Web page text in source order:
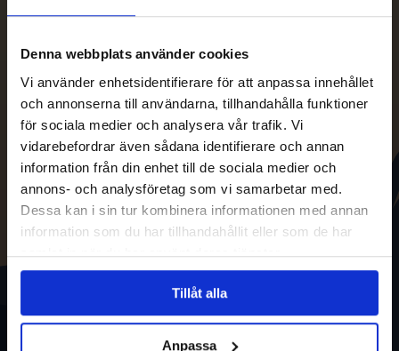
Denna webbplats använder cookies
Vi använder enhetsidentifierare för att anpassa innehållet
och annonserna till användarna, tillhandahålla funktioner
för sociala medier och analysera vår trafik. Vi
vidarebefordrar även sådana identifierare och annan
information från din enhet till de sociala medier och
annons- och analysföretag som vi samarbetar med.
Dessa kan i sin tur kombinera informationen med annan
information som du har tillhandahållit eller som de har
samlat in när du har använt deras tjänster.
Tillåt alla
Anpassa